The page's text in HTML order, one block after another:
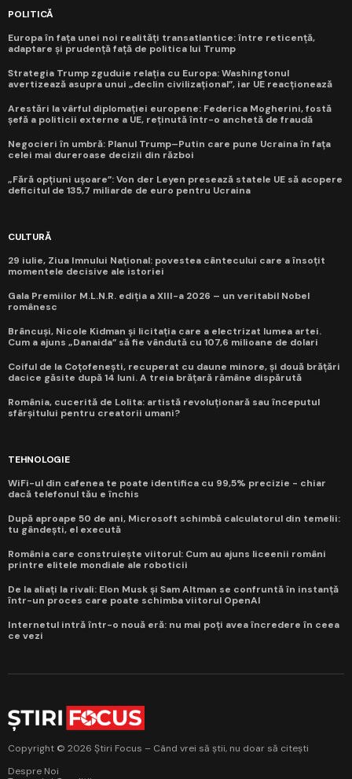
POLITICĂ
Europa în fața unei noi realități transatlantice: între reticență,
adaptare și prudență față de politica lui Trump
Strategia Trump zguduie relația cu Europa: Washingtonul
avertizează asupra unui „declin civilizațional”, iar UE reacționează
Arestări la vârful diplomației europene: Federica Mogherini, fostă
șefă a politicii externe a UE, reținută într-o anchetă de fraudă
Negocieri în umbră: Planul Trump–Putin care pune Ucraina în fața
celei mai dureroase decizii din război
„Fără opțiuni ușoare”: Von der Leyen presează statele UE să acopere
deficitul de 135,7 miliarde de euro pentru Ucraina
CULTURĂ
29 iulie, Ziua Imnului Național: povestea cântecului care a însoțit
momentele decisive ale istoriei
Gala Premiilor M.L.N.R. ediția a XIII-a 2026 – un veritabil Nobel
românesc
Brâncuși, Nicole Kidman și licitația care a electrizat lumea artei.
Cum a ajuns „Danaida” să fie vândută cu 107,6 milioane de dolari
Coiful de la Coțofenești, recuperat cu daune minore, și două brățări
dacice găsite după 14 luni. A treia brățară rămâne dispărută
România, cucerită de Lolita: artistă revoluționară sau începutul
sfârșitului pentru creatorii umani?
TEHNOLOGIE
WiFi-ul din cafenea te poate identifica cu 99,5% precizie - chiar
dacă telefonul tău e închis
După aproape 50 de ani, Microsoft schimbă calculatorul din temelii:
tu gândești, el execută
România care construiește viitorul: Cum au ajuns liceenii români
printre elitele mondiale ale roboticii
De la aliați la rivali: Elon Musk și Sam Altman se confruntă în instanță
într-un proces care poate schimba viitorul OpenAI
Internetul intră într-o nouă eră: nu mai poți avea încredere în ceea
ce vezi
Copyright © 2026 Știri Focus – Când vrei să știi, nu doar să citești
Despre Noi